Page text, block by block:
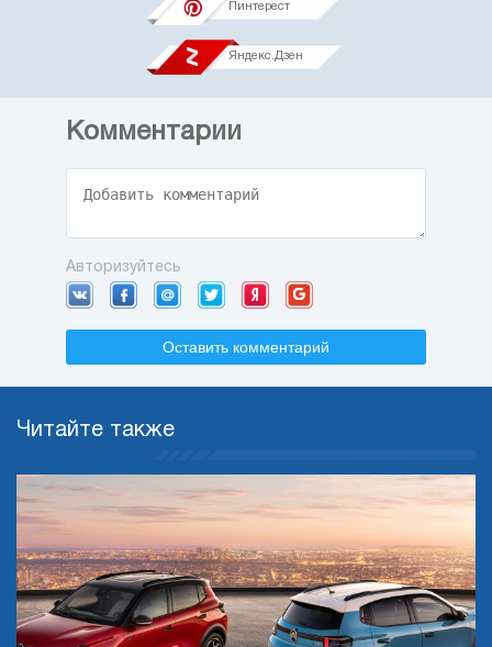
Пинтерест
Яндекс.Дзен
Комментарии
Авторизуйтесь
Оставить комментарий
Читайте также